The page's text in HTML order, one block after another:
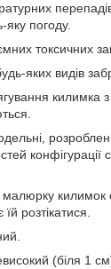
яку погоду.
токсичних
яких видів
килимка
конфігурації
килимок
розтікатися.
(біля 1